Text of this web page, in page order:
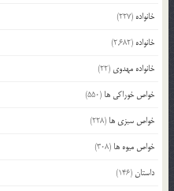
خانواده (227)
خانواده (2,682)
خانواده مهدوی (22)
خواص خوراکی ها (550)
خواص سبزی ها (228)
خواص میوه ها (308)
داستان(146)